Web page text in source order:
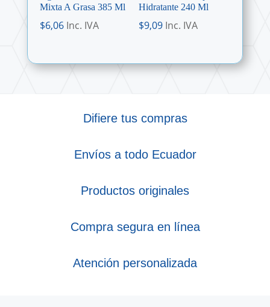
Mixta A Grasa 385 Ml
$6,06 Inc. IVA
Hidratante 240 Ml
$9,09 Inc. IVA
Difiere tus compras
Envíos a todo Ecuador
Productos originales
Compra segura en línea
Atención personalizada